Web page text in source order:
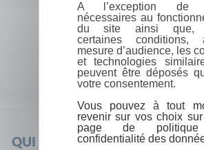
QUI SOMMES-NOUS ? FOIRE
A l’exception de
nécessaires au
du site ainsi que,
certaines
mesure d’audience, les
et technologies
peuvent être déposés
votre consentement.
Vous pouvez à tout
revenir sur vos choix
page de
confidentialité des